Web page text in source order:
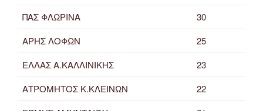
ΠΑΣ ΦΛΩΡΙΝΑ
30
ΑΡΗΣ ΛΟΦΩΝ
25
ΕΛΛΑΣ Α.ΚΑΛΛΙΝΙΚΗΣ
23
ΑΤΡΟΜΗΤΟΣ Κ.ΚΛΕΙΝΩΝ
22